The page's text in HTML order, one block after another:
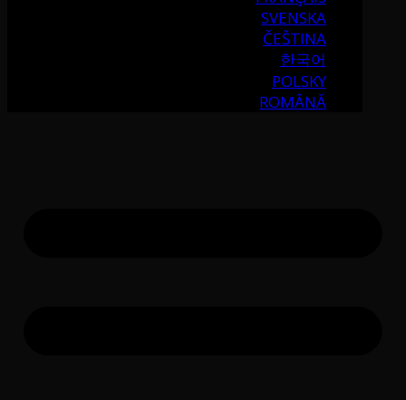
SVENSKA
ČEŠTINA
한국어
POLSKY
ROMÂNĂ